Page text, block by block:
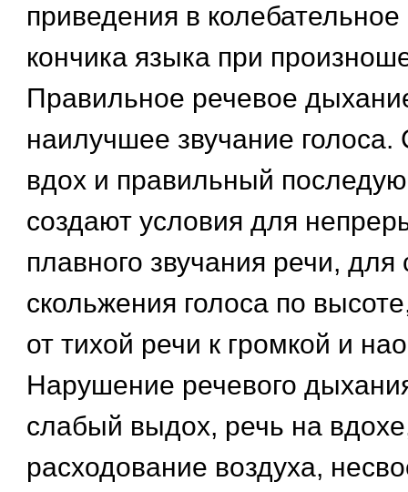
приведения в колебательное
кончика языка при
Правильное речевое
наилучшее звучание
вдох и правильный
создают условия для
плавного звучания речи, для
скольжения голоса по
от тихой речи к громкой и
Нарушение речевого
слабый выдох, речь на
расходование воздуха,